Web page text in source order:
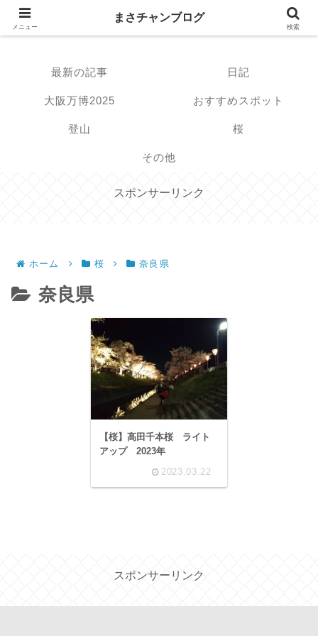
まさチャンブログ
最新の記事 日記
大阪万博2025 おすすめスポット
登山 桜
その他
スポンサーリンク
ホーム 桜 奈良県
奈良県
【桜】高田千本桜 ライト
アップ 2023年
2023.03.22
スポンサーリンク
メニュー
まさチャンブログ
検索